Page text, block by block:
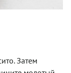
Затем